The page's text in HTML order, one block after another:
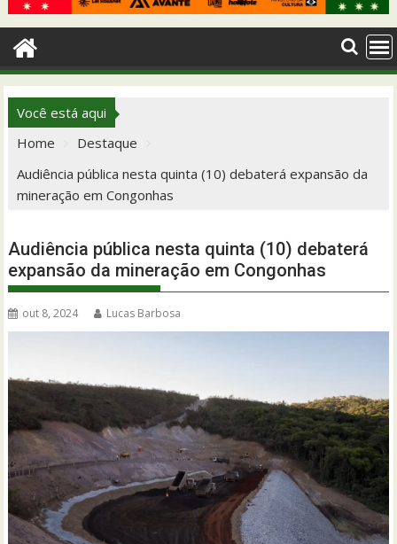
Você está aqui
Home
Destaque
Audiência pública nesta quinta (10) debaterá expansão da
mineração em Congonhas
Audiência pública nesta quinta (10) debaterá
expansão da mineração em Congonhas
out 8, 2024 Lucas Barbosa